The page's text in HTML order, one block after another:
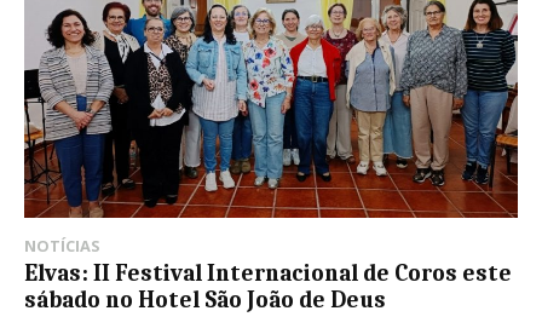
NOTÍCIAS
Elvas: II Festival Internacional de Coros este
sábado no Hotel São João de Deus